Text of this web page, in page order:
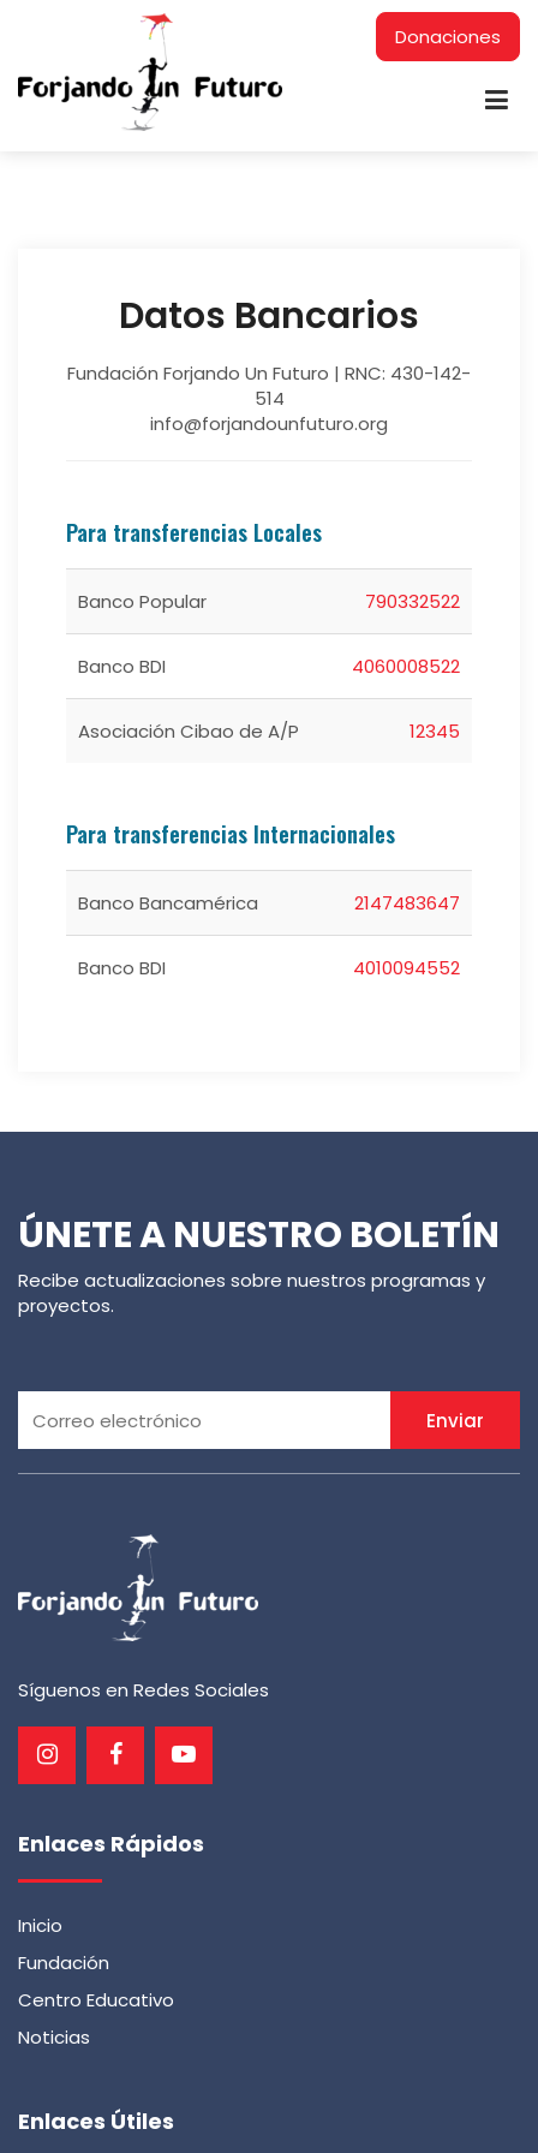
Donaciones
Datos Bancarios
Fundación Forjando Un Futuro | RNC: 430-142-
514
info@forjandounfuturo.org
Para transferencias Locales
Banco Popular 790332522
Banco BDI 4060008522
Asociación Cibao de A/P 12345
Para transferencias Internacionales
Banco Bancamérica 2147483647
Banco BDI 4010094552
ÚNETE A NUESTRO BOLETÍN
Recibe actualizaciones sobre nuestros programas y
proyectos.
Enviar
Síguenos en Redes Sociales
Enlaces Rápidos
Inicio
Fundación
Centro Educativo
Noticias
Enlaces Útiles